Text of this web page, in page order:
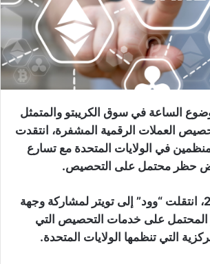
الساعة في سوق الكريبتو والمتمثل
العملات الرقمية المشفرة، انتقدت
في الولايات المتحدة مع تسارع
حظر محتمل على التحصيص.
في 11 فبراير 2023، انتقلت “وود” إلى تويتر لمشاركة وجهة
على خدمات التحصيص التي
التي تنظمها الولايات المتحدة.